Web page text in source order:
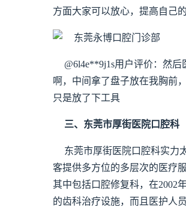
方面大家可以放心，提高自己
@6l4e**9j1s用户评价：然
啊，中间拿了盘子放在我胸前
只是放了下工具
三、东莞市厚街医院口腔科
东莞市厚街医院口腔科实力
客提供多方位的多层次的医疗
其中包括口腔修复科，在2002
的齿科治疗设施，而且医护人